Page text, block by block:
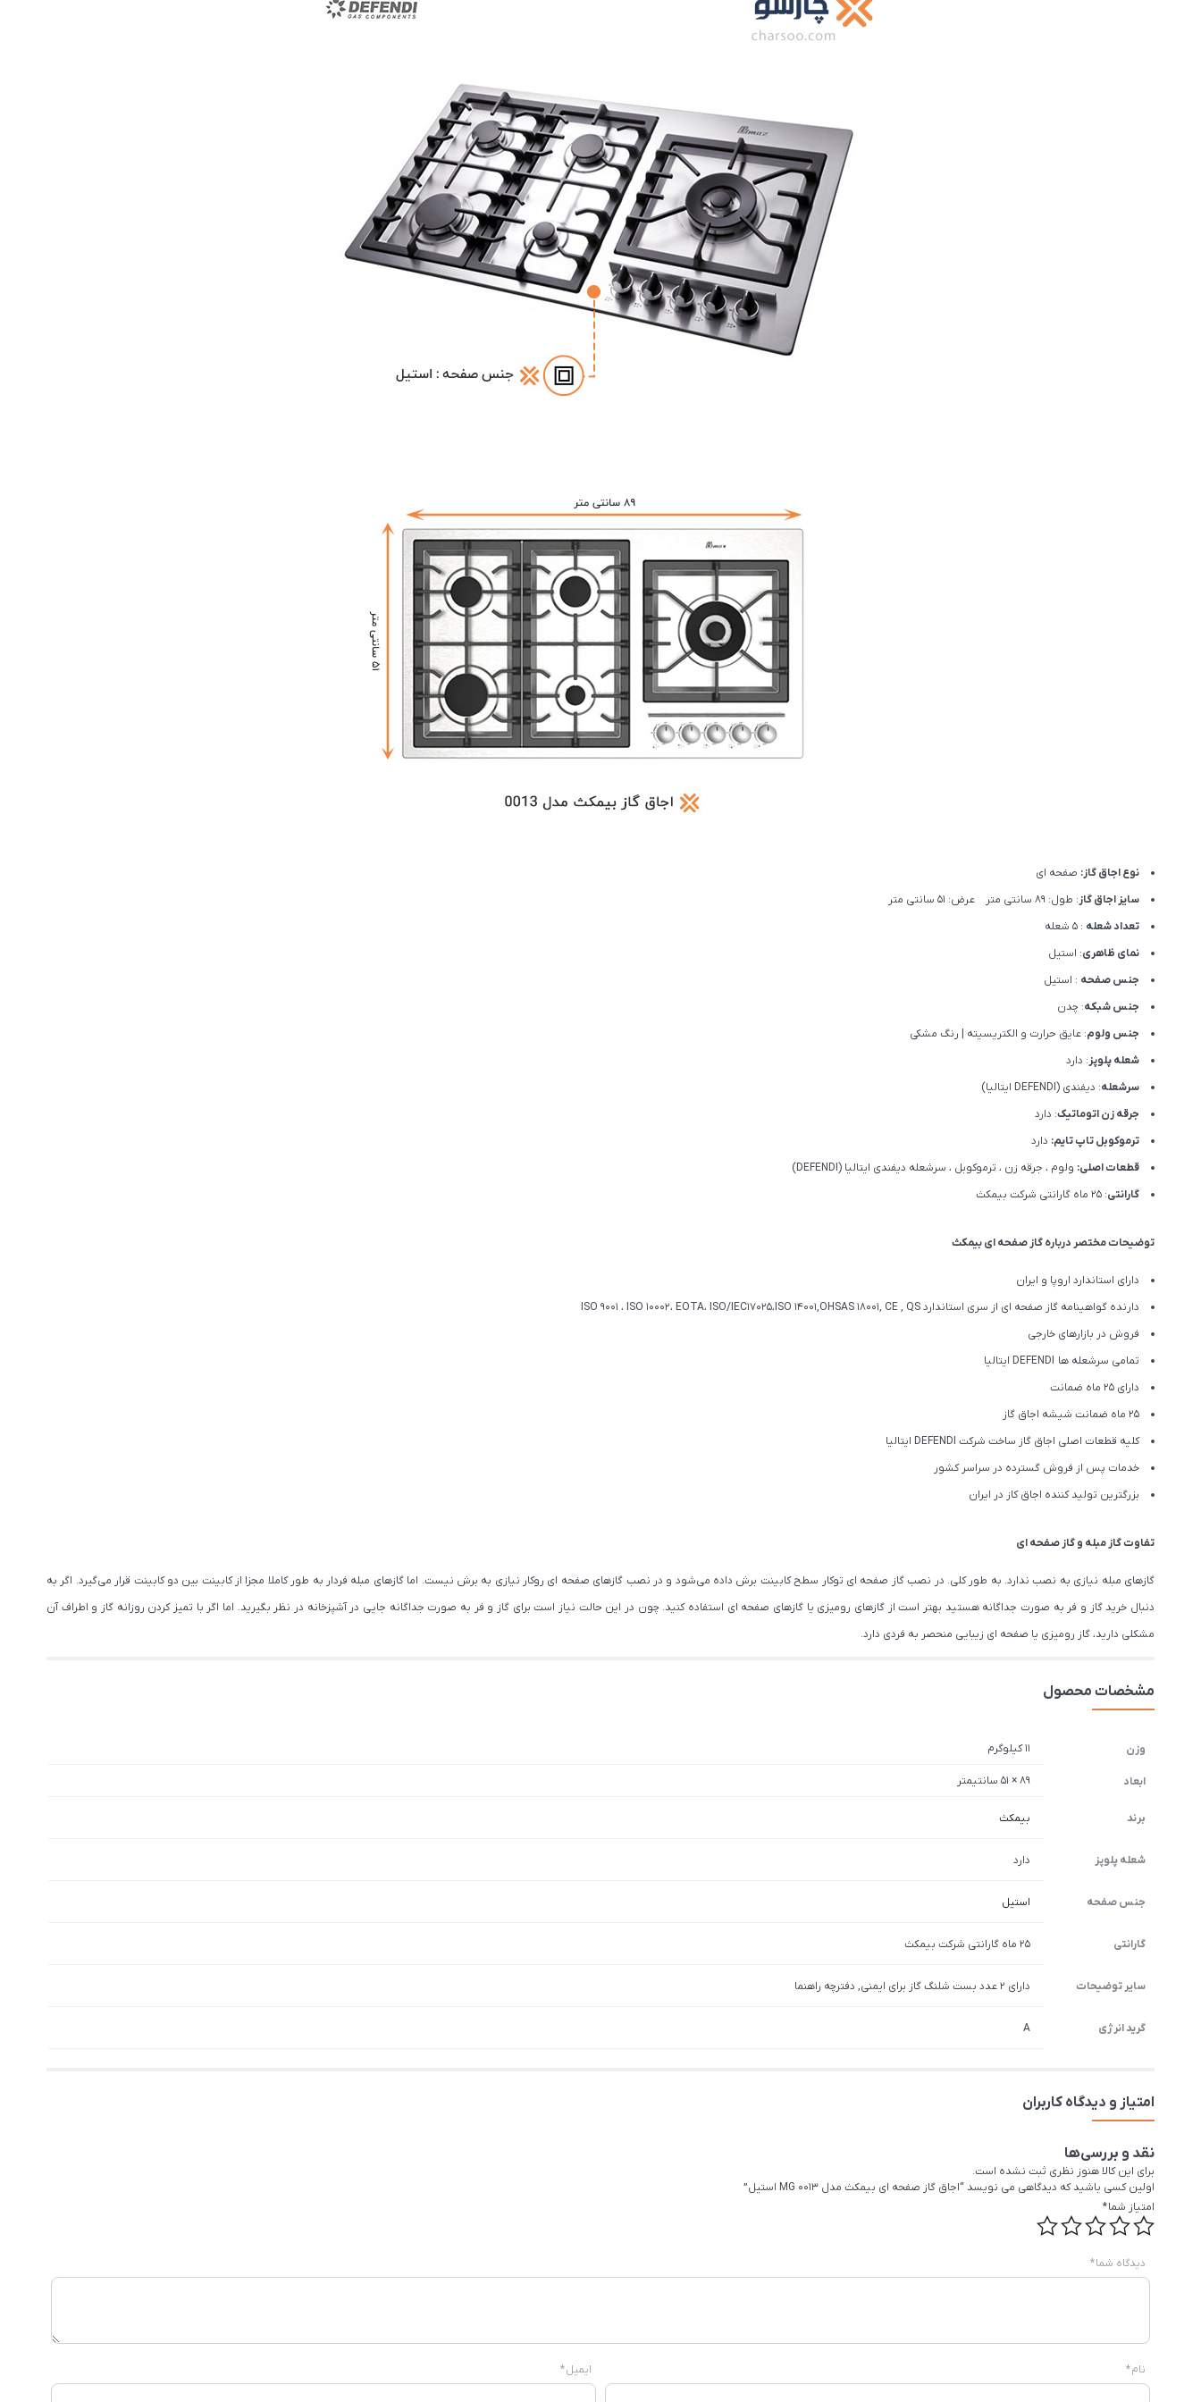
نوع اجاق گاز: صفحه ای
سایز اجاق گاز: طول: 89 سانتی متر عرض: 51 سانتی متر
تعداد شعله : 5 شعله
نمای ظاهری: استیل
جنس صفحه : استیل
جنس شبکه: چدن
جنس ولوم: عایق حرارت و الکتریسیته | رنگ مشکی
شعله پلوپز: دارد
سرشعله: دیفندی (DEFENDI ایتالیا)
جرقه زن اتوماتیک: دارد
ترموکوبل تاپ تایم: دارد
قطعات اصلی: ولوم ، جرقه زن ، ترموکوبل ، سرشعله دیفندی ایتالیا (DEFENDI)
گارانتی: 25 ماه گارانتی شرکت بیمکث
توضیحات مختصر درباره گاز صفحه ای بیمکث
دارای استاندارد اروپا و ایران
دارنده گواهینامه گاز صفحه ای از سری استاندارد ISO ۹۰۰۱ ، ISO ۱۰۰۰۲، EOTA، ISO/IEC۱۷۰۲۵،ISO ۱۴۰۰۱,OHSAS ۱۸۰۰۱, CE , QS
فروش در بازارهای خارجی
تمامی سرشعله ها DEFENDI ایتالیا
دارای 25 ماه ضمانت
25 ماه ضمانت شیشه اجاق گاز
کلیه قطعات اصلی اجاق گاز ساخت شرکت DEFENDI ایتالیا
خدمات پس از فروش گسترده در سراسر کشور
بزرگترین تولید کننده اجاق کاز در ایران
تفاوت گاز مبله و گاز صفحه ای
گازهای مبله نیازی به نصب ندارد. به طور کلی. در نصب گاز صفحه ای توکار سطح کابینت برش داده می‌شود و در نصب گازهای صفحه ای روکار نیازی به برش نیست. اما گازهای مبله فردار به طور کاملا مجزا از کابینت بین دو کابینت قرار می‌گیرد. اگر به
دنبال خرید گاز و فر به صورت جداگانه هستید بهتر است از گازهای رومیزی یا گازهای صفحه ای استفاده کنید. چون در این حالت نیاز است برای گاز و فر به صورت جداگانه جایی در آشپزخانه در نظر بگیرید. اما اگر با تمیز کردن روزانه گاز و اطراف آن
مشکلی دارید، گاز رومیزی یا صفحه ای زیبایی منحصر به فردی دارد.
مشخصات محصول
وزن 11 کیلوگرم
ابعاد 89 × 51 سانتیمتر
برند بیمکث
شعله پلوپز دارد
جنس صفحه استیل
گارانتی 25 ماه گارانتی شرکت بیمکث
سایر توضیحات دارای 2 عدد بست شلنگ گاز برای ایمنی, دفترچه راهنما
گرید انرژی A
امتیاز و دیدگاه کاربران
نقد و بررسی‌ها
برای این کالا هنوز نظری ثبت نشده است.
اولین کسی باشید که دیدگاهی می نویسد “اجاق گاز صفحه ای بیمکث مدل MG 0013 استیل”
امتیاز شما*
دیدگاه شما*
نام* ایمیل*